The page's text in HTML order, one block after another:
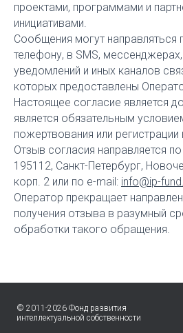
проектами, программами и
инициативами.
Сообщения могут направляться
телефону, в SMS,
уведомлений и иных каналов
которых предоставлены
Настоящее согласие является
является обязательным
пожертвования или
Отзыв согласия направляется
195112, Санкт-Петербург,
корп. 2 или по e-mail: info@ip-
Оператор прекращает
получения отзыва в разумный
обработки такого обращения.
© 2011-2026 Фонд развития
интеллектуальной собственности